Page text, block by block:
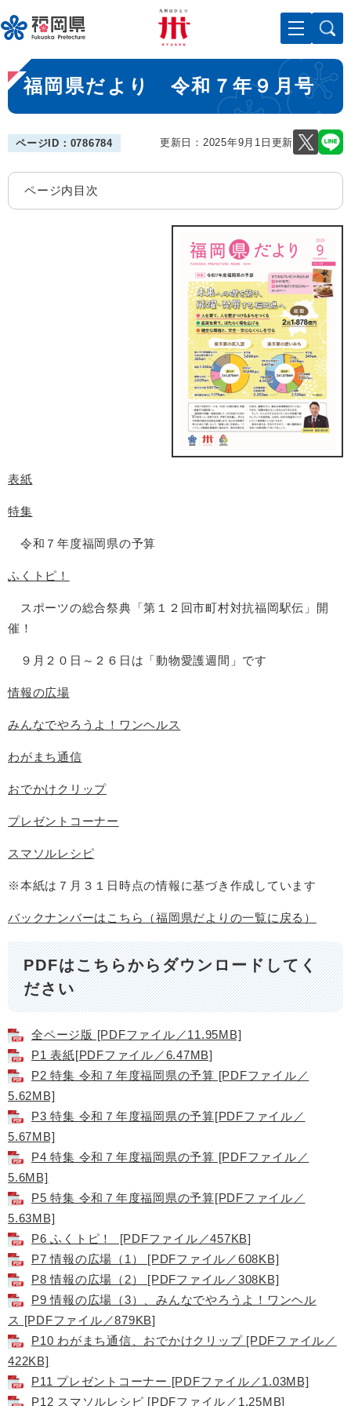
ー
ジ
先
頭
で
メニューを飛ばして本文へ
本
文
福岡県だより 令和７年９月号
ページID：0786784 更新日：2025年9月1日更新
ページ内目次
表紙
特集
令和７年度福岡県の予算
ふくトピ！
スポーツの総合祭典「第１２回市町村対抗福岡駅伝」開
催！
９月２０日～２６日は「動物愛護週間」です
情報の広場
みんなでやろうよ！ワンヘルス
わがまち通信
おでかけクリップ
プレゼントコーナー
スマソルレシピ
※本紙は７月３１日時点の情報に基づき作成しています
バックナンバーはこちら（福岡県だよりの一覧に戻る）
PDFはこちらからダウンロードしてく
ださい
全ページ版 [PDFファイル／11.95MB]
P1 表紙[PDFファイル／6.47MB]
P2 特集 令和７年度福岡県の予算 [PDFファイル／
5.62MB]
P3 特集 令和７年度福岡県の予算[PDFファイル／
5.67MB]
P4 特集 令和７年度福岡県の予算 [PDFファイル／
5.6MB]
P5 特集 令和７年度福岡県の予算[PDFファイル／
5.63MB]
P6 ふくトピ！ [PDFファイル／457KB]
P7 情報の広場（1） [PDFファイル／608KB]
P8 情報の広場（2） [PDFファイル／308KB]
P9 情報の広場（3）、みんなでやろうよ！ワンヘル
ス [PDFファイル／879KB]
P10 わがまち通信、おでかけクリップ [PDFファイル／
422KB]
P11 プレゼントコーナー [PDFファイル／1.03MB]
P12 スマソルレシピ [PDFファイル／1.25MB]